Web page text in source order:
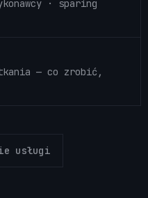
· sparing
— co zrobić,
usługi